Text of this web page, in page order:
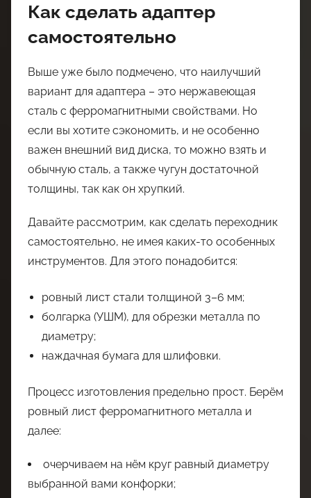
Как сделать адаптер
самостоятельно
Выше уже было подмечено, что наилучший
вариант для адаптера – это нержавеющая
сталь с ферромагнитными свойствами. Но
если вы хотите сэкономить, и не особенно
важен внешний вид диска, то можно взять и
обычную сталь, а также чугун достаточной
толщины, так как он хрупкий.
Давайте рассмотрим, как сделать переходник
самостоятельно, не имея каких-то особенных
инструментов. Для этого понадобится:
ровный лист стали толщиной 3–6 мм;
болгарка (УШМ), для обрезки металла по
диаметру;
наждачная бумага для шлифовки.
Процесс изготовления предельно прост. Берём
ровный лист ферромагнитного металла и
далее:
очерчиваем на нём круг равный диаметру
выбранной вами конфорки;